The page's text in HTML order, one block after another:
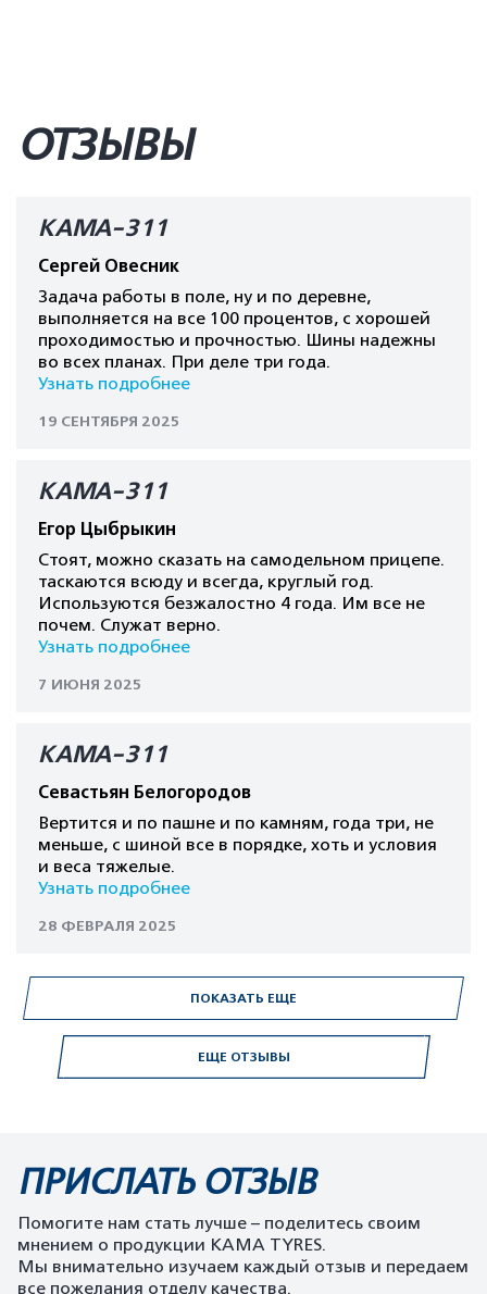
ЕЩЕ ОТЗЫВЫ
ОТЗЫВЫ
КАМА-311
Сергей Овесник
Задача работы в поле, ну и по деревне,
выполняется на все 100 процентов, с хорошей
проходимостью и прочностью. Шины надежны
во всех планах. При деле три года.
Узнать подробнее
19 СЕНТЯБРЯ 2025
КАМА-311
Егор Цыбрыкин
Стоят, можно сказать на самодельном прицепе.
таскаются всюду и всегда, круглый год.
Используются безжалостно 4 года. Им все не
почем. Служат верно.
Узнать подробнее
7 ИЮНЯ 2025
КАМА-311
Севастьян Белогородов
Вертится и по пашне и по камням, года три, не
меньше, с шиной все в порядке, хоть и условия
и веса тяжелые.
Узнать подробнее
28 ФЕВРАЛЯ 2025
ПОКАЗАТЬ ЕЩЕ
ПРИСЛАТЬ ОТЗЫВ
Помогите нам стать лучше – поделитесь своим
мнением о продукции KAMA TYRES.
Мы внимательно изучаем каждый отзыв и передаем
все пожелания отделу качества.